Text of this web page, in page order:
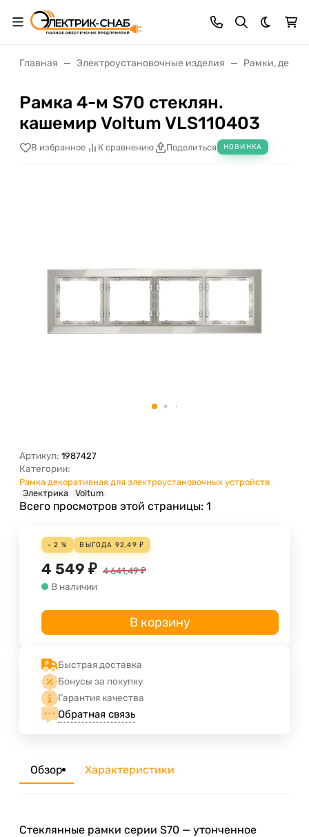
Темная
Главная Электроустановочные изделия Рамки,
Рамка 4-м S70 стеклян.
кашемир Voltum VLS110403
В избранное К сравнению Поделиться НОВИНКА
Артикул: 1987427
Категории:
Рамка декоративная для электроустановочных устройств
Электрика
Voltum
Всего просмотров этой страницы: 1
- 2 % ВЫГОДА 92,49 ₽
4 549 ₽ 4 641,49₽
В наличии
В корзину
Быстрая доставка
Бонусы за покупку
Гарантия качества
Обратная связь
Обзор Характеристики
Стеклянные рамки серии S70 — утонченное